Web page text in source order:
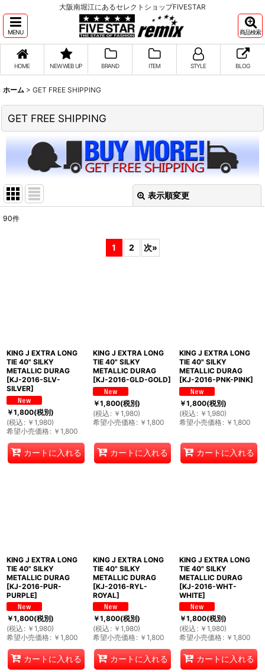
大阪南堀江にあるセレクトショップFIVESTAR
MENU 商品検索
HOME NEW WEB UP BRAND ITEM STYLE BLOG
ホーム > GET FREE SHIPPING
GET FREE SHIPPING
表示順変更
90件
1 2 次»
KING J EXTRA LONG
TIE 40" SILKY
METALLIC DURAG
[KJ-2016-SLV-
SILVER]
￥1,800(税別)
(税込 : ￥ 1,980)
希望小売価格: ￥ 1,800
カートに入れる
KING J EXTRA LONG
TIE 40" SILKY
METALLIC DURAG
[KJ-2016-GLD-GOLD]
￥1,800(税別)
(税込 : ￥ 1,980)
希望小売価格: ￥ 1,800
カートに入れる
KING J EXTRA LONG
TIE 40" SILKY
METALLIC DURAG
[KJ-2016-PNK-PINK]
￥1,800(税別)
(税込 : ￥ 1,980)
希望小売価格: ￥ 1,800
カートに入れる
KING J EXTRA LONG
TIE 40" SILKY
METALLIC DURAG
[KJ-2016-PUR-
PURPLE]
￥1,800(税別)
(税込 : ￥ 1,980)
希望小売価格: ￥ 1,800
カートに入れる
KING J EXTRA LONG
TIE 40" SILKY
METALLIC DURAG
[KJ-2016-RYL-
ROYAL]
￥1,800(税別)
(税込 : ￥ 1,980)
希望小売価格: ￥ 1,800
カートに入れる
KING J EXTRA LONG
TIE 40" SILKY
METALLIC DURAG
[KJ-2016-WHT-
WHITE]
￥1,800(税別)
(税込 : ￥ 1,980)
希望小売価格: ￥ 1,800
カートに入れる